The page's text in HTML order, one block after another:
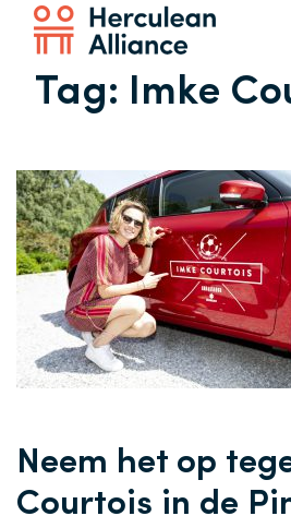
Tag: Imke
Neem het op
Courtois in de